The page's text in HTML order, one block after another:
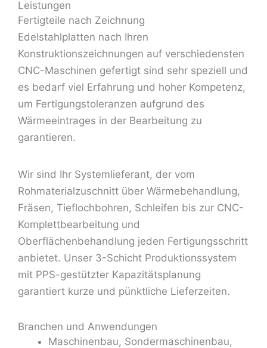
Leistungen
Fertigteile nach Zeichnung
Edelstahlplatten nach Ihren
Konstruktionszeichnungen auf verschiedensten
CNC-Maschinen gefertigt sind sehr speziell und
es bedarf viel Erfahrung und hoher Kompetenz,
um Fertigungstoleranzen aufgrund des
Wärmeeintrages in der Bearbeitung zu
garantieren.
Wir sind Ihr Systemlieferant, der vom
Rohmaterialzuschnitt über Wärmebehandlung,
Fräsen, Tieflochbohren, Schleifen bis zur CNC-
Komplettbearbeitung und
Oberflächenbehandlung jeden Fertigungsschritt
anbietet. Unser 3-Schicht Produktionssystem
mit PPS-gestützter Kapazitätsplanung
garantiert kurze und pünktliche Lieferzeiten.
Branchen und Anwendungen
Maschinenbau, Sondermaschinenbau,